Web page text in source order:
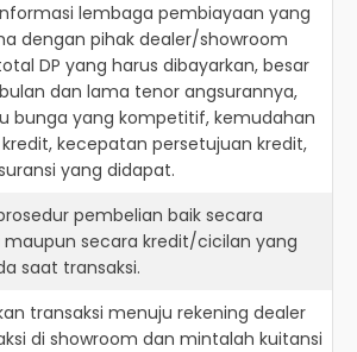
lembaga pembiayaan yang
dengan pihak dealer/showroom
DP yang harus dibayarkan, besar
dan lama tenor angsurannya,
bunga yang kompetitif, kemudahan
kecepatan persetujuan kredit,
yang didapat.
pembelian baik secara
secara kredit/cicilan yang
saat transaksi.
transaksi menuju rekening dealer
di showroom dan mintalah kuitansi